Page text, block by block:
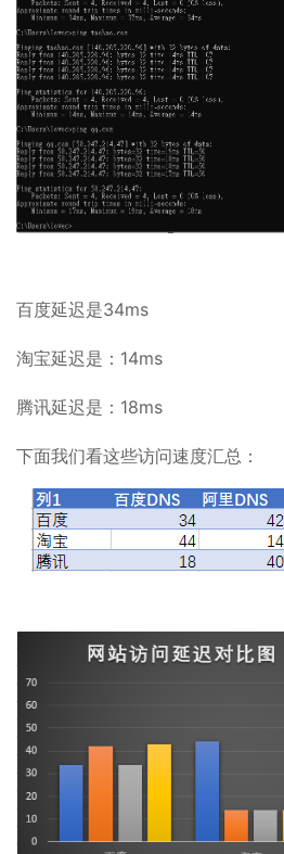
百度延迟是34ms
淘宝延迟是：14ms
腾讯延迟是：18ms
下面我们看这些访问速度汇总：